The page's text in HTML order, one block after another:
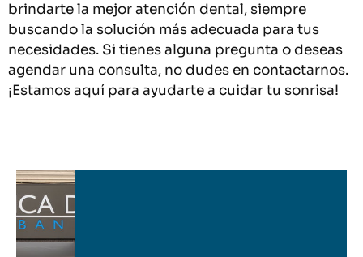
brindarte la mejor atención dental, siempre
buscando la solución más adecuada para tus
necesidades. Si tienes alguna pregunta o deseas
agendar una consulta, no dudes en contactarnos.
¡Estamos aquí para ayudarte a cuidar tu sonrisa!